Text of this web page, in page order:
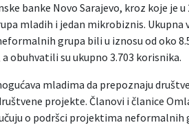
banke Novo Sarajevo, kroz koje je
mladih i jedan mikrobiznis. Ukupna
grupa bili u iznosu od oko
obuhvatili su ukupno 3.703 korisnika.
mladima da prepoznaju
projekte. Članovi i članice
o podršci projektima neformalnih